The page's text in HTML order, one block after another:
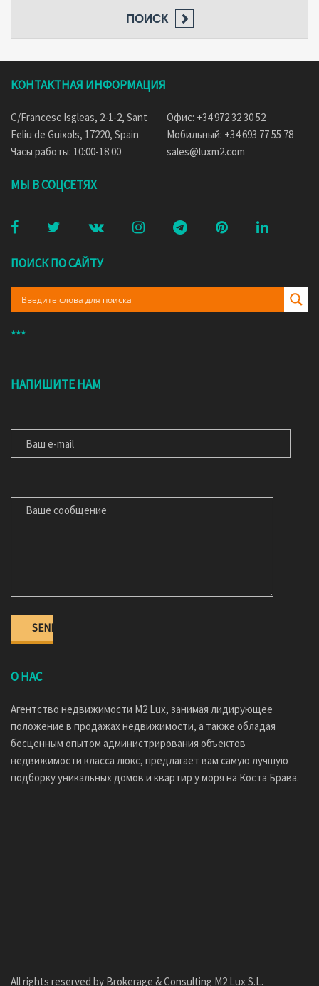
ПОИСК
КОНТАКТНАЯ ИНФОРМАЦИЯ
C/Francesc Isgleas, 2-1-2, Sant
Feliu de Guixols, 17220, Spain
Часы работы: 10:00-18:00
Офис: +34 972 32 30 52
Мобильный: +34 693 77 55 78
sales@luxm2.com
МЫ В СОЦСЕТЯХ
ПОИСК ПО САЙТУ
***
НАПИШИТЕ НАМ
О НАС
Агентство недвижимости M2 Lux, занимая лидирующее
положение в продажах недвижимости, а также обладая
бесценным опытом администрирования объектов
недвижимости класса люкс, предлагает вам самую лучшую
подборку уникальных домов и квартир у моря на Коста Брава.
All rights reserved by Brokerage & Consulting M2 Lux S.L.